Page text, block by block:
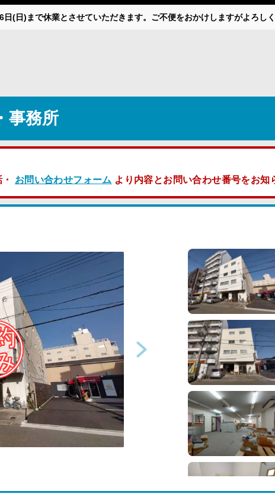
(日)まで休業とさせていただきます。ご不便をおかけしますがよろしく
事務所
お問い合わせフォーム より内容とお問い合わせ番号をお知